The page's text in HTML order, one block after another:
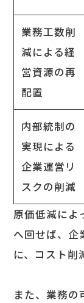
業務工数削
減による経
営資源の再
配置
内部統制の
実現による
企業運営リ
スクの削減
原価低減によ
へ回せば、企
に、コスト削
また、業務の